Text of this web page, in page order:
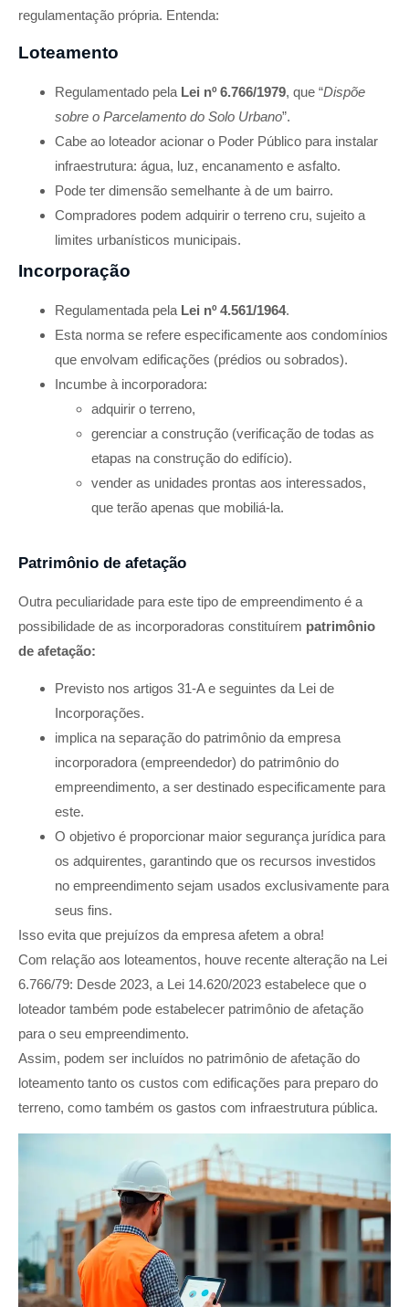
regulamentação própria. Entenda:
Loteamento
Regulamentado pela Lei nº 6.766/1979, que “Dispõe
sobre o Parcelamento do Solo Urbano”.
Cabe ao loteador acionar o Poder Público para instalar
infraestrutura: água, luz, encanamento e asfalto.
Pode ter dimensão semelhante à de um bairro.
Compradores podem adquirir o terreno cru, sujeito a
limites urbanísticos municipais.
Incorporação
Regulamentada pela Lei nº 4.561/1964.
Esta norma se refere especificamente aos condomínios
que envolvam edificações (prédios ou sobrados).
Incumbe à incorporadora:
adquirir o terreno,
gerenciar a construção (verificação de todas as
etapas na construção do edifício).
vender as unidades prontas aos interessados,
que terão apenas que mobiliá-la.
Patrimônio de afetação
Outra peculiaridade para este tipo de empreendimento é a
possibilidade de as incorporadoras constituírem patrimônio
de afetação:
Previsto nos artigos 31-A e seguintes da Lei de
Incorporações.
implica na separação do patrimônio da empresa
incorporadora (empreendedor) do patrimônio do
empreendimento, a ser destinado especificamente para
este.
O objetivo é proporcionar maior segurança jurídica para
os adquirentes, garantindo que os recursos investidos
no empreendimento sejam usados exclusivamente para
seus fins.
Isso evita que prejuízos da empresa afetem a obra!
Com relação aos loteamentos, houve recente alteração na Lei
6.766/79: Desde 2023, a Lei 14.620/2023 estabelece que o
loteador também pode estabelecer patrimônio de afetação
para o seu empreendimento.
Assim, podem ser incluídos no patrimônio de afetação do
loteamento tanto os custos com edificações para preparo do
terreno, como também os gastos com infraestrutura pública.